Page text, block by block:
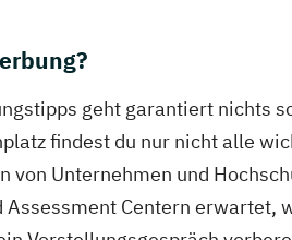
geht garantiert nichts
findest du nur nicht alle
von Unternehmen und
Centern erwartet,